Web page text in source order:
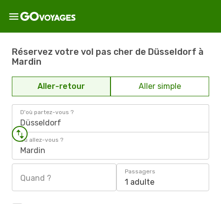
Réservez votre vol pas cher de Düsseldorf à
Mardin
Aller-retour Aller simple
D'où partez-vous ?
Düsseldorf
Où allez-vous ?
Mardin
Quand ?
Passagers
1 adulte